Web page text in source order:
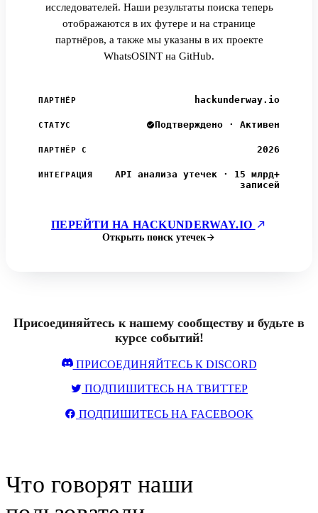
исследователей. Наши результаты поиска теперь
отображаются в их футере и на странице
партнёров, а также мы указаны в их проекте
WhatsOSINT на GitHub.
ПАРТНЁР hackunderway.io
СТАТУС Подтверждено · Активен
ПАРТНЁР С 2026
ИНТЕГРАЦИЯ
API анализа утечек · 15 млрд+
записей
ПЕРЕЙТИ НА HACKUNDERWAY.IO
Открыть поиск утечек
Присоединяйтесь к нашему сообществу и будьте в
курсе событий!
ПРИСОЕДИНЯЙТЕСЬ К DISCORD
ПОДПИШИТЕСЬ НА ТВИТТЕР
ПОДПИШИТЕСЬ НА FACEBOOK
Что говорят наши